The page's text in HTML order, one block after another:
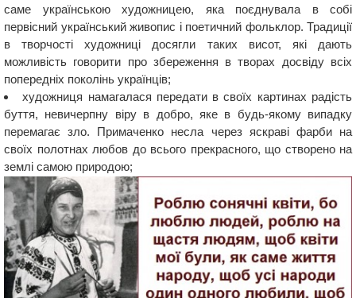
саме українською художницею, яка поєднувала в собі
первісний український живопис і поетичний фольклор. Традиції
в творчості художниці досягли таких висот, які дають
можливість говорити про збереження в творах досвіду всіх
попередніх поколінь українців;
художниця намагалася передати в своїх картинах радість
буття, невичерпну віру в добро, яке в будь-якому випадку
перемагає зло. Примаченко несла через яскраві фарби на
своїх полотнах любов до всього прекрасного, що створено на
землі самою природою;